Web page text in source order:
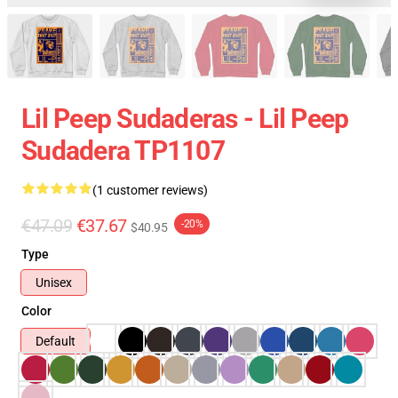
Lil Peep Sudaderas - Lil Peep
Sudadera TP1107
(1 customer reviews)
€47.09 €37.67 $40.95 -20%
Type
Unisex
Color
Default